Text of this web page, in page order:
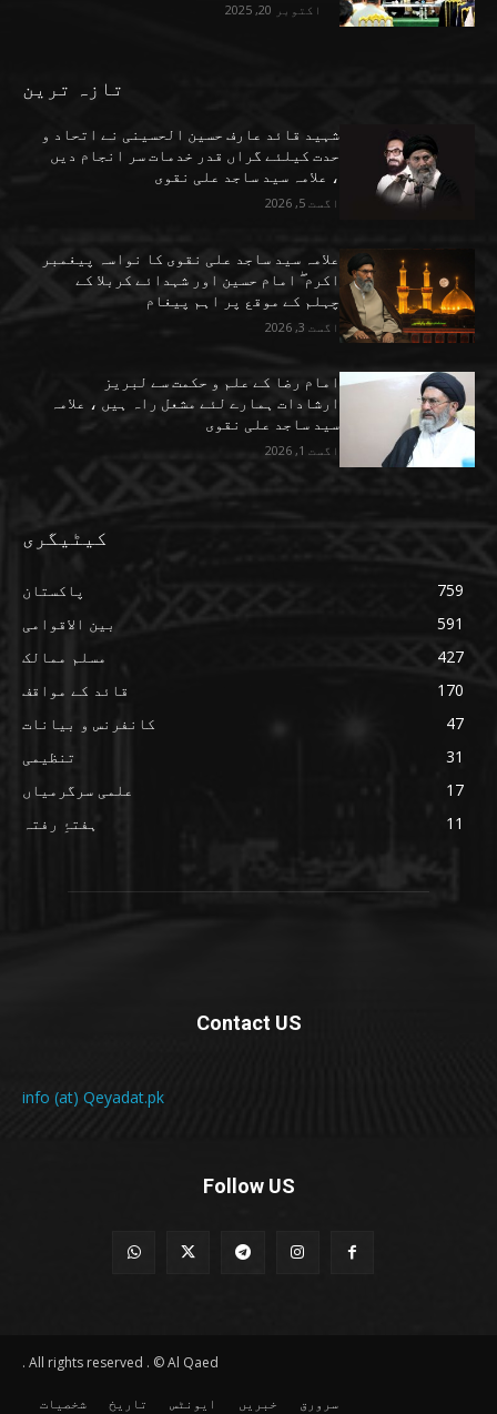
اکتوبر 20, 2025
تازہ ترین
شہید قائد عارف حسین الحسینی نے اتحاد و
حدت کیلئے گراں قدر خدمات سر انجام دیں
، علامہ سید ساجد علی نقوی
اگست 5, 2026
علامہ سید ساجد علی نقوی کا نواسہ پیغمبر
اکرم ۖ امام حسین اور شہدائے کربلا کے
چہلم کے موقع پر اہم پیغام
اگست 3, 2026
امام رضا کے علم و حکمت سے لبریز
ارشادات ہمارے لئے مشعل راہ ہیں ، علامہ
سید ساجد علی نقوی
اگست 1, 2026
کیٹیگری
پاکستان
759
بین الاقوامی
591
مسلم ممالک
427
قائد کے مواقف
170
کانفرنس و بیانات
47
تنظیمی
31
علمی سرگرمیاں
17
ہفتۂِ رفتہ
11
Contact US
info (at) Qeyadat.pk
Follow US
All rights reserved . © Al Qaed .
سرورق خبریں ایونٹس تاریخ شخصیات